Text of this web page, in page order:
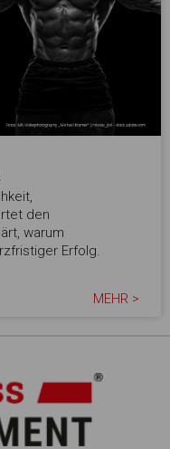
den
warum
Erfolg.
MEHR >